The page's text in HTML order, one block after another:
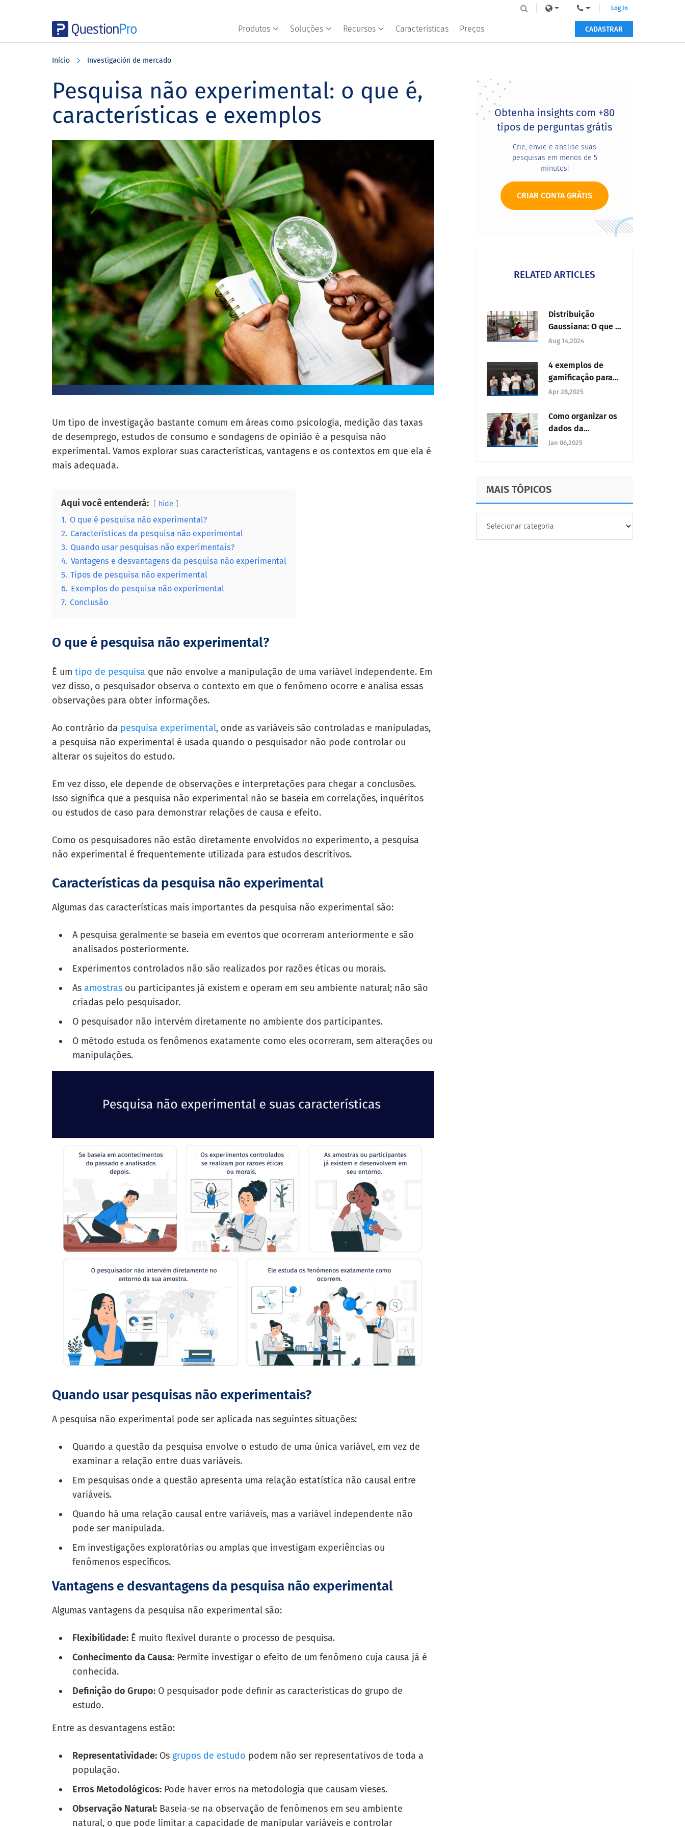
Produtos Soluções Recursos Características Preços
Log In
CADASTRAR
Início Investigación de mercado
Pesquisa não experimental: o que é,
características e exemplos
Um tipo de investigação bastante comum em áreas como psicologia, medição das taxas
de desemprego, estudos de consumo e sondagens de opinião é a pesquisa não
experimental. Vamos explorar suas características, vantagens e os contextos em que ela é
mais adequada.
Aqui você entenderá: hide
1. O que é pesquisa não experimental?
2. Características da pesquisa não experimental
3. Quando usar pesquisas não experimentais?
4. Vantagens e desvantagens da pesquisa não experimental
5. Tipos de pesquisa não experimental
6. Exemplos de pesquisa não experimental
7. Conclusão
O que é pesquisa não experimental?
É um tipo de pesquisa que não envolve a manipulação de uma variável independente. Em
vez disso, o pesquisador observa o contexto em que o fenômeno ocorre e analisa essas
observações para obter informações.
Ao contrário da pesquisa experimental, onde as variáveis são controladas e manipuladas,
a pesquisa não experimental é usada quando o pesquisador não pode controlar ou
alterar os sujeitos do estudo.
Em vez disso, ele depende de observações e interpretações para chegar a conclusões.
Isso significa que a pesquisa não experimental não se baseia em correlações, inquéritos
ou estudos de caso para demonstrar relações de causa e efeito.
Como os pesquisadores não estão diretamente envolvidos no experimento, a pesquisa
não experimental é frequentemente utilizada para estudos descritivos.
Características da pesquisa não experimental
Algumas das características mais importantes da pesquisa não experimental são:
A pesquisa geralmente se baseia em eventos que ocorreram anteriormente e são
analisados posteriormente.
Experimentos controlados não são realizados por razões éticas ou morais.
As amostras ou participantes já existem e operam em seu ambiente natural; não são
criadas pelo pesquisador.
O pesquisador não intervém diretamente no ambiente dos participantes.
O método estuda os fenômenos exatamente como eles ocorreram, sem alterações ou
manipulações.
Quando usar pesquisas não experimentais?
A pesquisa não experimental pode ser aplicada nas seguintes situações:
Quando a questão da pesquisa envolve o estudo de uma única variável, em vez de
examinar a relação entre duas variáveis.
Em pesquisas onde a questão apresenta uma relação estatística não causal entre
variáveis.
Quando há uma relação causal entre variáveis, mas a variável independente não
pode ser manipulada.
Em investigações exploratórias ou amplas que investigam experiências ou
fenômenos específicos.
Vantagens e desvantagens da pesquisa não experimental
Algumas vantagens da pesquisa não experimental são:
Flexibilidade: É muito flexível durante o processo de pesquisa.
Conhecimento da Causa: Permite investigar o efeito de um fenômeno cuja causa já é
conhecida.
Definição do Grupo: O pesquisador pode definir as características do grupo de
estudo.
Entre as desvantagens estão:
Representatividade: Os grupos de estudo podem não ser representativos de toda a
população.
Erros Metodológicos: Pode haver erros na metodologia que causam vieses.
Observação Natural: Baseia-se na observação de fenômenos em seu ambiente
natural, o que pode limitar a capacidade de manipular variáveis e controlar
Primary
Sidebar
Obtenha insights com +80
tipos de perguntas grátis
Crie, envie e analise suas
pesquisas em menos de 5
minutos!
CRIAR CONTA GRÁTIS
RELATED ARTICLES
Distribuição
Gaussiana: O que é
e qual a sua
Aug 14,2024
4 exemplos de
gamificação para
empresas
Apr 28,2025
Como organizar os
dados da
pesquisa?
Jan 06,2025
MAIS TÓPICOS
TÓPICOS